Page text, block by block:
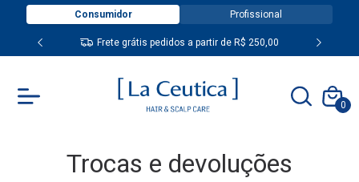
Consumidor Profissional
Frete grátis pedidos a partir de R$ 250,00
0
Trocas e devoluções